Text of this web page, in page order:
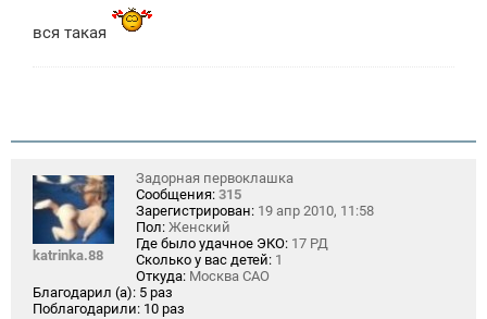
вся такая
katrinka.88
Задорная первоклашка
Сообщения: 315
Зарегистрирован: 19 апр 2010, 11:58
Пол: Женский
Где было удачное ЭКО: 17 РД
Сколько у вас детей: 1
Откуда: Москва САО
Благодарил (а): 5 раз
Поблагодарили: 10 раз